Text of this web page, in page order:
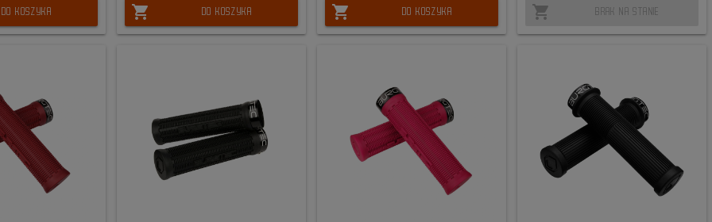
DO KOSZYKA shopping_cart DO KOSZYKA shopping_cart DO KOSZYKA shopping_cart BRAK NA STANIE